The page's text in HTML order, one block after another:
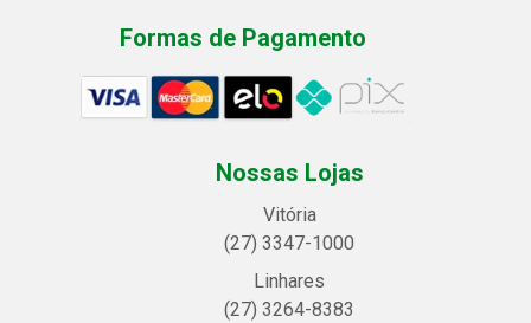
Formas de Pagamento
Nossas Lojas
Vitória
(27) 3347-1000
Linhares
(27) 3264-8383